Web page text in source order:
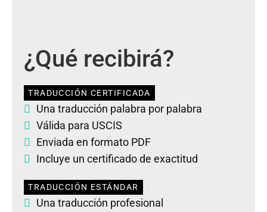
¿Qué recibirá?
TRADUCCIÓN CERTIFICADA
Una traducción palabra por palabra
Válida para USCIS
Enviada en formato PDF
Incluye un certificado de exactitud
TRADUCCIÓN ESTÁNDAR
Una traducción profesional